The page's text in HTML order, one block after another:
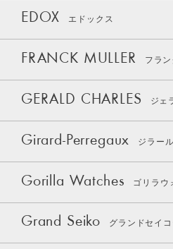
EDOX エドックス
FRANCK MULLER フラ
GERALD CHARLES ジェ
Girard-Perregaux ジラー
Gorilla Watches ゴリラウ
Grand Seiko グランドセイコ